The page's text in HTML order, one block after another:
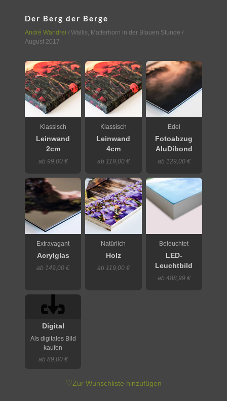
Der Berg der Berge
André Wandrei / Wallis Matterhorn in der Blauen Stunde /
August 2017
Klassisch
Leinwand
2cm
ab 99,00 €
Klassisch
Leinwand
4cm
ab 119,00 €
Edel
Fotoabzug
AluDibond
ab 129,00 €
Extravagant
Acrylglas
ab 149,00 €
Natürlich
Holz
ab 119,00 €
Beleuchtet
LED-
Leuchtbild
ab 488,99 €
Digital
Als digitales Bild
kaufen
ab 89,00 €
♡Zur Wunschliste hinzufügen